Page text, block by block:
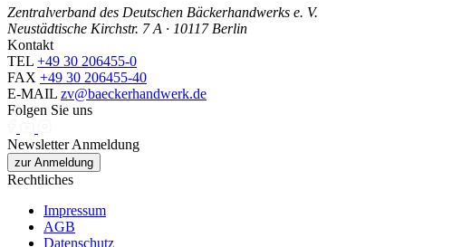
Zentralverband des Deutschen Bäckerhandwerks e. V.
Neustädtische Kirchstr. 7 A · 10117 Berlin
Kontakt
TEL +49 30 206455-0
FAX +49 30 206455-40
E-MAIL zv@baeckerhandwerk.de
Folgen Sie uns
Newsletter Anmeldung
zur Anmeldung
Rechtliches
Impressum
AGB
Datenschutz